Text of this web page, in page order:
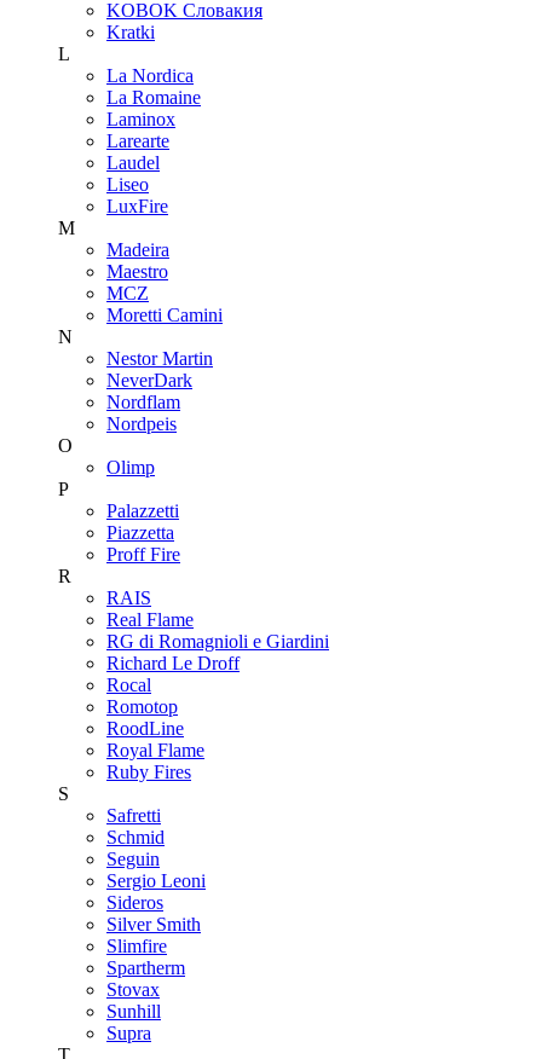
KOBOK Словакия
Kratki
L
La Nordica
La Romaine
Laminox
Larearte
Laudel
Liseo
LuxFire
M
Madeira
Maestro
MCZ
Moretti Camini
N
Nestor Martin
NeverDark
Nordflam
Nordpeis
O
Olimp
P
Palazzetti
Piazzetta
Proff Fire
R
RAIS
Real Flame
RG di Romagnioli e Giardini
Richard Le Droff
Rocal
Romotop
RoodLine
Royal Flame
Ruby Fires
S
Safretti
Schmid
Seguin
Sergio Leoni
Sideros
Silver Smith
Slimfire
Spartherm
Stovax
Sunhill
Supra
T